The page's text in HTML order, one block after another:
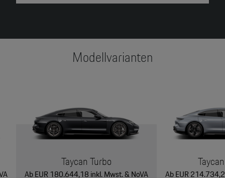
Modellvarianten
Taycan Turbo
Ab EUR 180.644,18 inkl. Mwst. & NoVA Ab EUR